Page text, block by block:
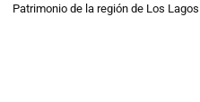
Patrimonio de la región de Los Lagos